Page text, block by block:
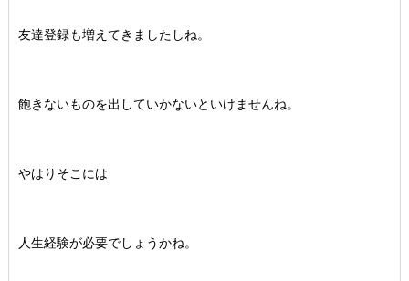
友達登録も増えてきましたしね。
飽きないものを出していかないといけませんね。
やはりそこには
人生経験が必要でしょうかね。